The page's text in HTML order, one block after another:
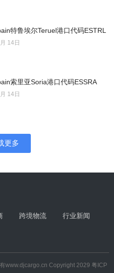
特鲁埃尔Teruel港口代码ESTRL
14日
索里亚Soria港口代码ESSRA
14日
更多
跨境物流 行业新闻
www.djcargo.cn Copyright 2029 粤ICP